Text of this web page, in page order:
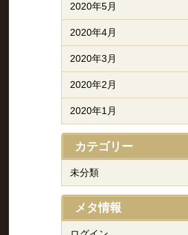
2020年5月
2020年4月
2020年3月
2020年2月
2020年1月
カテゴリー
未分類
メタ情報